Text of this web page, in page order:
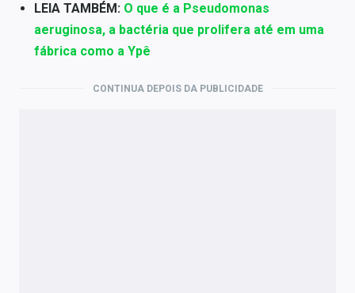
LEIA TAMBÉM: O que é a Pseudomonas
aeruginosa, a bactéria que prolifera até em uma
fábrica como a Ypê
CONTINUA DEPOIS DA PUBLICIDADE